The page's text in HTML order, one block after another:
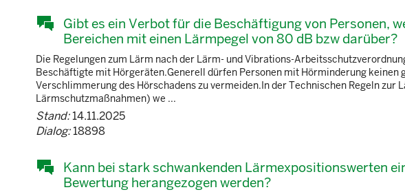
Gibt es ein Verbot für die Beschäftigung von Personen,
Bereichen mit einen Lärmpegel von 80 dB bzw darüber?
Die Regelungen zum Lärm nach der Lärm- und Vibrations-
Beschäftigte mit Hörgeräten.Generell dürfen Personen mit Hörminderung keinen
Verschlimmerung des Hörschadens zu vermeiden.In der Technischen Regeln zur
Lärmschutzmaßnahmen) we ...
Stand:14.11.2025
Dialog:18898
Kann bei stark schwankenden Lärmexpositionswerten
Bewertung herangezogen werden?